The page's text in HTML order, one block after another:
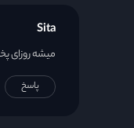
Sita
میشه روزای
پاسخ